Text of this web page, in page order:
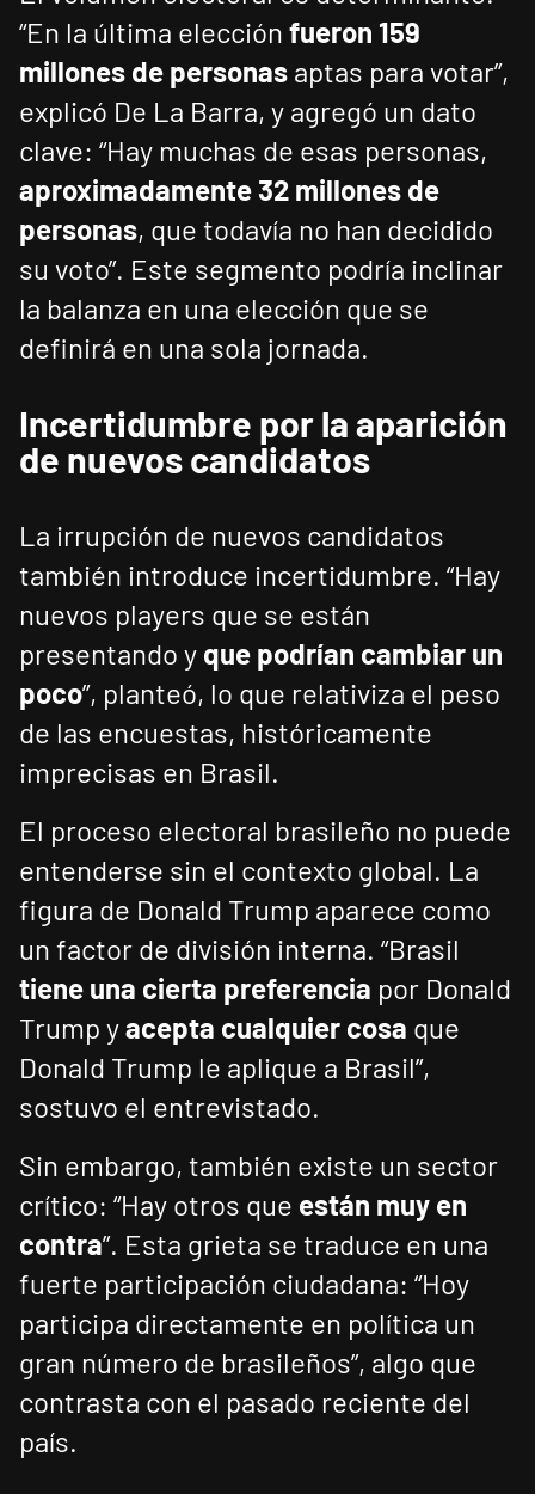
“En la última elección fueron 159
millones de personas aptas para votar”,
explicó De La Barra, y agregó un dato
clave: “Hay muchas de esas personas,
aproximadamente 32 millones de
personas, que todavía no han decidido
su voto”. Este segmento podría inclinar
la balanza en una elección que se
definirá en una sola jornada.
Incertidumbre por la aparición
de nuevos candidatos
La irrupción de nuevos candidatos
también introduce incertidumbre. “Hay
nuevos players que se están
presentando y que podrían cambiar un
poco”, planteó, lo que relativiza el peso
de las encuestas, históricamente
imprecisas en Brasil.
El proceso electoral brasileño no puede
entenderse sin el contexto global. La
figura de Donald Trump aparece como
un factor de división interna. “Brasil
tiene una cierta preferencia por Donald
Trump yacepta cualquier cosa que
Donald Trump le aplique a Brasil”,
sostuvo el entrevistado.
Sin embargo, también existe un sector
crítico: “Hay otros que están muy en
contra”. Esta grieta se traduce en una
fuerte participación ciudadana: “Hoy
participa directamente en política un
gran número de brasileños”, algo que
contrasta con el pasado reciente del
país.